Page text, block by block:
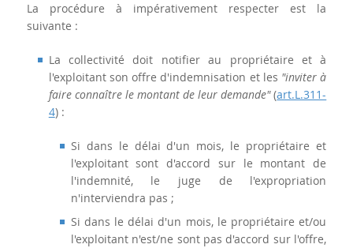
La procédure à impérativement respecter est la
suivante :
La collectivité doit notifier au propriétaire et à
l'exploitant son offre d'indemnisation et les "inviter à
faire connaître le montant de leur demande"(art.L.311-
4) :
Si dans le délai d'un mois, le propriétaire et
l'exploitant sont d'accord sur le montant de
l'indemnité, le juge de l'expropriation
n'interviendra pas ;
Si dans le délai d'un mois, le propriétaire et/ou
l'exploitant n'est/ne sont pas d'accord sur l'offre,